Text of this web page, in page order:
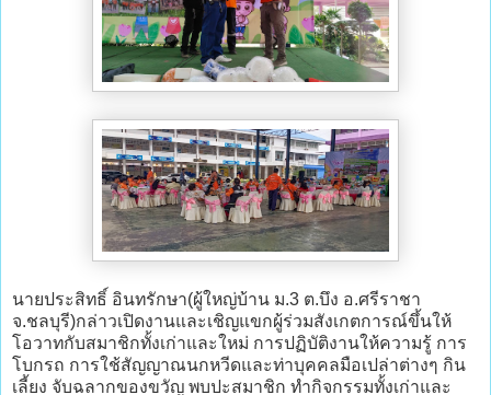
นายประสิทธิ์ อินทรักษา(ผู้ใหญ่บ้าน ม.3 ต.บึง อ.ศรีราชา
จ.ชลบุรี)กล่าวเปิดงานและเชิญแขกผู้ร่วมสังเกตการณ์ขึ้นให้
โอวาทกับสมาชิกทั้งเก่าและใหม่ การปฏิบัติงานให้ความรู้ การ
โบกรถ การใช้สัญญาณนกหวีดและท่าบุคคลมือเปล่าต่างๆ กิน
เลี้ยง จับฉลากของขวัญ พบปะสมาชิก ทำกิจกรรมทั้งเก่าและ